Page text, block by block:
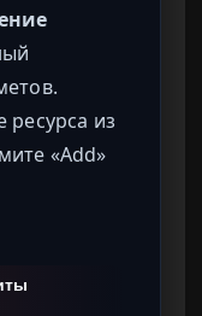
ресурса из
«Add»